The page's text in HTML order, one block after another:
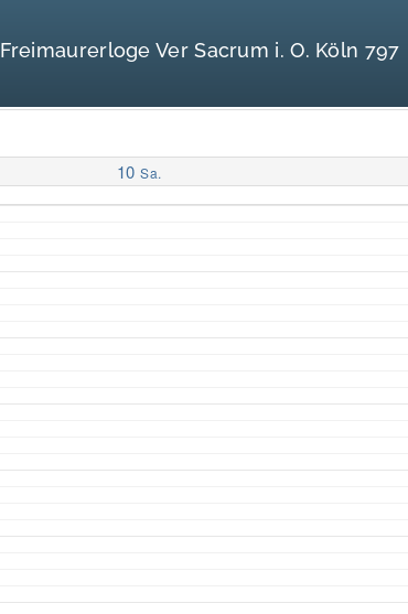
Freimaurerloge Ver Sacrum i. O. Köln 797
10 Sa.